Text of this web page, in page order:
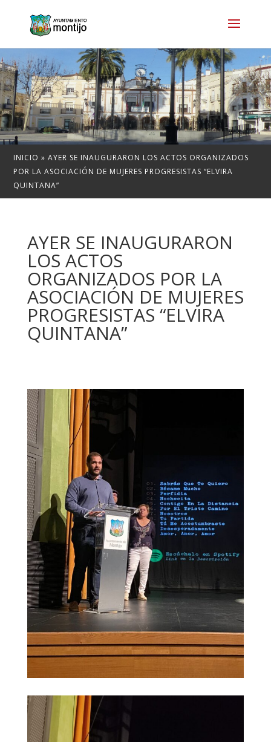
INICIO »AYER SE INAUGURARON LOS ACTOS ORGANIZADOS
POR LA ASOCIACIÓN DE MUJERES PROGRESISTAS “ELVIRA
QUINTANA”
AYER SE INAUGURARON
LOS ACTOS
ORGANIZADOS POR LA
ASOCIACIÓN DE MUJERES
PROGRESISTAS “ELVIRA
QUINTANA”